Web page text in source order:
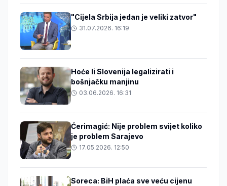
"Cijela Srbija jedan je veliki zatvor"
31.07.2026. 16:19
Hoće li Slovenija legalizirati i
bošnjačku manjinu
03.06.2026. 16:31
Ćerimagić: Nije problem svijet koliko
je problem Sarajevo
17.05.2026. 12:50
Soreca: BiH plaća sve veću cijenu